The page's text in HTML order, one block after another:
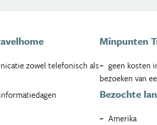
zowel telefonisch als
Minpunten
geen kosten
bezoeken van
Bezochte
Amerika